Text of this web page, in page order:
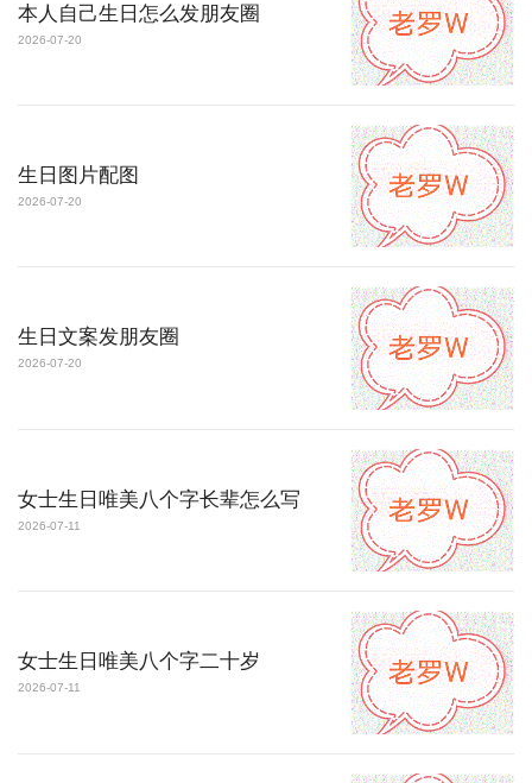
本人自己生日怎么发朋友圈
2026-07-20
生日图片配图
2026-07-20
生日文案发朋友圈
2026-07-20
女士生日唯美八个字长辈怎么写
2026-07-11
女士生日唯美八个字二十岁
2026-07-11